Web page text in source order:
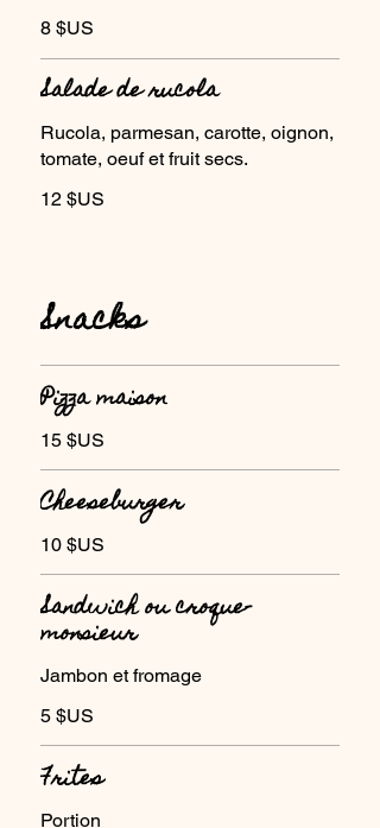
8 $US
Salade de rucola
Rucola, parmesan, carotte, oignon,
tomate, oeuf et fruit secs.
12 $US
Snacks
Pizza maison
15 $US
Cheeseburger
10 $US
Sandwich ou croque-
monsieur
Jambon et fromage
5 $US
Frites
Portion